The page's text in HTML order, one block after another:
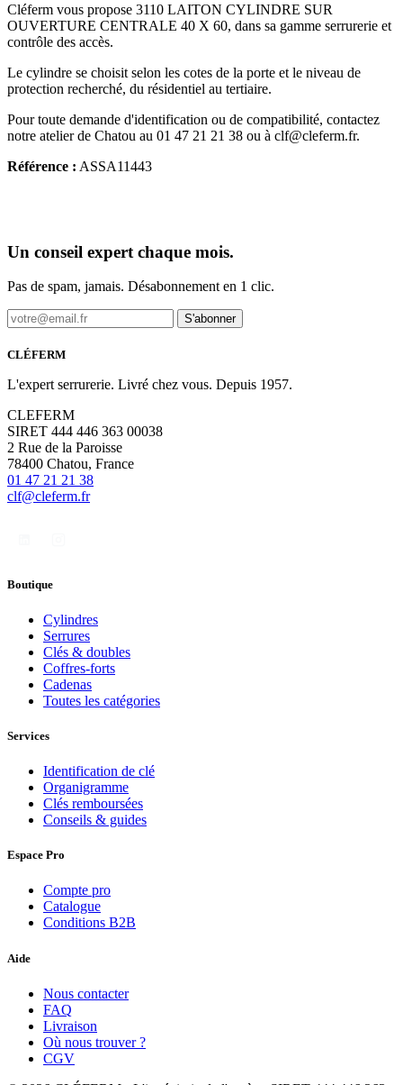
Cléferm vous propose 3110 LAITON CYLINDRE SUR
OUVERTURE CENTRALE 40 X 60, dans sa gamme serrurerie et
contrôle des accès.
Le cylindre se choisit selon les cotes de la porte et le niveau de
protection recherché, du résidentiel au tertiaire.
Pour toute demande d'identification ou de compatibilité, contactez
notre atelier de Chatou au 01 47 21 21 38 ou à clf@cleferm.fr.
Référence : ASSA11443
Un conseil expert chaque mois.
Pas de spam, jamais. Désabonnement en 1 clic.
S'abonner
CLÉFERM
L'expert serrurerie. Livré chez vous. Depuis 1957.
CLEFERM
SIRET 444 446 363 00038
2 Rue de la Paroisse
78400 Chatou, France
01 47 21 21 38
clf@cleferm.fr
Boutique
Cylindres
Serrures
Clés & doubles
Coffres-forts
Cadenas
Toutes les catégories
Services
Identification de clé
Organigramme
Clés remboursées
Conseils & guides
Espace Pro
Compte pro
Catalogue
Conditions B2B
Aide
Nous contacter
FAQ
Livraison
Où nous trouver ?
CGV